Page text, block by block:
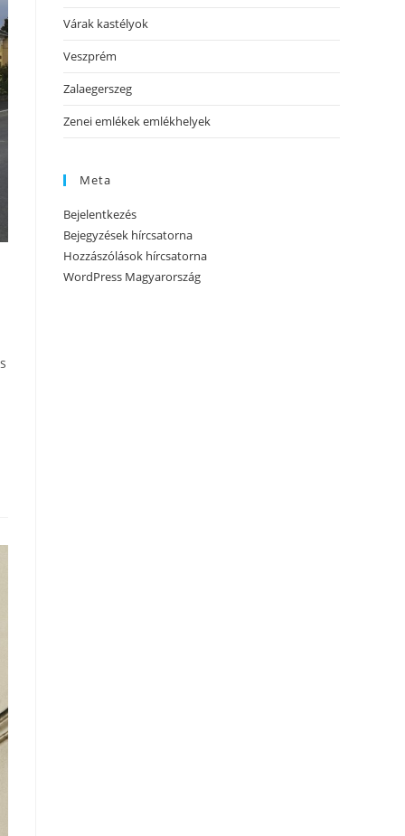
Várak kastélyok
Veszprém
Zalaegerszeg
Zenei emlékek emlékhelyek
Meta
Bejelentkezés
Bejegyzések hírcsatorna
Hozzászólások hírcsatorna
WordPress Magyarország